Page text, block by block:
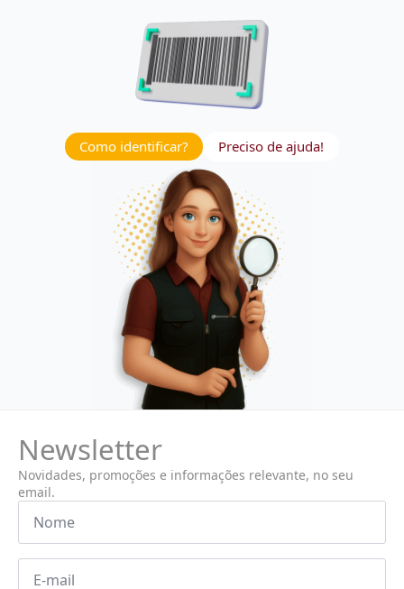
Como identificar? Preciso de ajuda!
Newsletter
Novidades, promoções e informações relevante, no seu
email.
Nome
Email